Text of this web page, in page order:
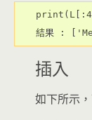
結果 :
插入
如下所示